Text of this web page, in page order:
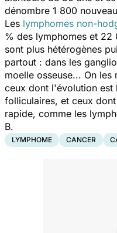
dénombre 1 800
Les lymphomes non-
% des lymphomes et 22
sont plus hétérogènes
partout : dans les
moelle osseuse... On
ceux dont l'évolution est
folliculaires, et ceux
rapide, comme les
B.
LYMPHOME CANCER